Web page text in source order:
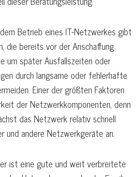
Betrieb eines IT-Netzwerkes gibt
die bereits vor der Anschaffung
um später Ausfallszeiten oder
durch langsame oder fehlerhafte
Einer der größten Faktoren
der Netzwerkkomponenten, denn
das Netzwerk relativ schnell
und andere Netzwerkgeräte an.
ist eine gute und weit verbreitete